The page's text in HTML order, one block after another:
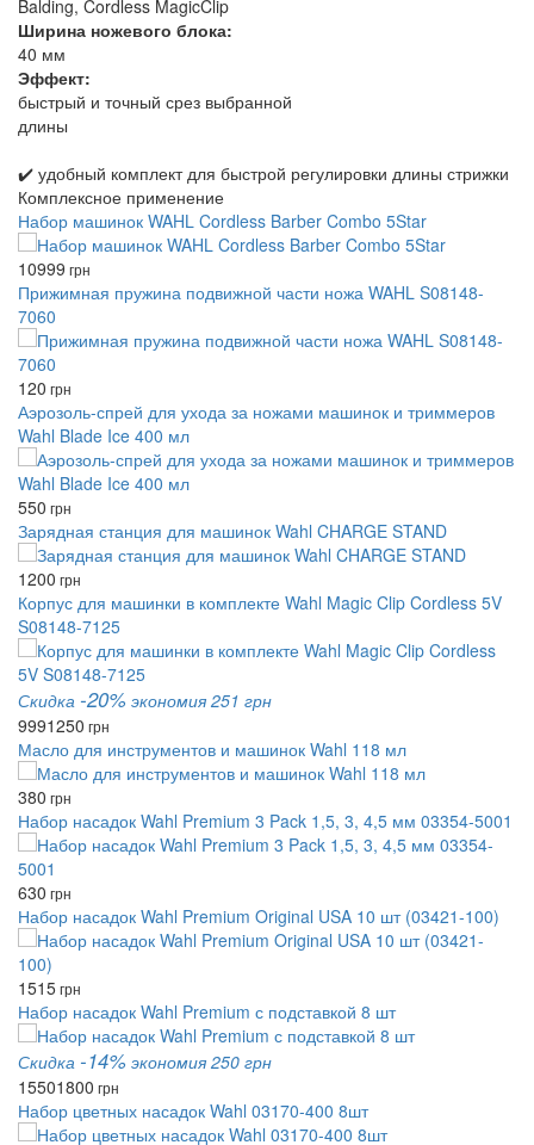
Balding, Cordless MagicClip
Ширина ножевого блока:
40 мм
Эффект:
быстрый и точный срез выбранной
длины
✔️ удобный комплект для быстрой регулировки длины стрижки
Комплексное применение
Набор машинок WAHL Cordless Barber Combo 5Star
10999 грн
Прижимная пружина подвижной части ножа WAHL S08148-
7060
120 грн
Аэрозоль-спрей для ухода за ножами машинок и триммеров
Wahl Blade Ice 400 мл
550 грн
Зарядная станция для машинок Wahl CHARGE STAND
1200 грн
Корпус для машинки в комплекте Wahl Magic Clip Cordless 5V
S08148-7125
Скидка -20% экономия 251 грн
9991250 грн
Масло для инструментов и машинок Wahl 118 мл
380 грн
Набор насадок Wahl Premium 3 Pack 1,5, 3, 4,5 мм 03354-5001
630 грн
Набор насадок Wahl Premium Original USA 10 шт (03421-100)
1515грн
Набор насадок Wahl Premium с подставкой 8 шт
Скидка -14% экономия 250 грн
15501800 грн
Набор цветных насадок Wahl 03170-400 8шт